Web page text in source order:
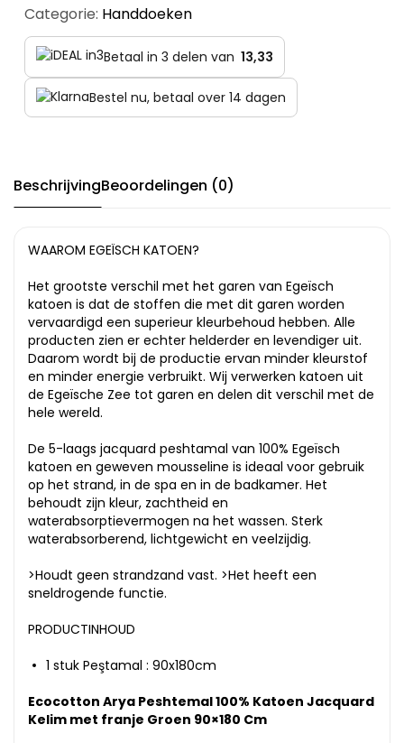
Categorie: Handdoeken
Betaal in 3 delen van 13,33
Bestel nu, betaal over 14 dagen
BeschrijvingBeoordelingen (0)
WAAROM EGEÏSCH KATOEN?
Het grootste verschil met het garen van Egeïsch
katoen is dat de stoffen die met dit garen worden
vervaardigd een superieur kleurbehoud hebben. Alle
producten zien er echter helderder en levendiger uit.
Daarom wordt bij de productie ervan minder kleurstof
en minder energie verbruikt. Wij verwerken katoen uit
de Egeïsche Zee tot garen en delen dit verschil met de
hele wereld.
De 5-laags jacquard peshtamal van 100% Egeïsch
katoen en geweven mousseline is ideaal voor gebruik
op het strand, in de spa en in de badkamer. Het
behoudt zijn kleur, zachtheid en
waterabsorptievermogen na het wassen. Sterk
waterabsorberend, lichtgewicht en veelzijdig.
>Houdt geen strandzand vast. >Het heeft een
sneldrogende functie.
PRODUCTINHOUD
1 stuk Peştamal : 90x180cm
Ecocotton Arya Peshtemal 100% Katoen Jacquard
Kelim met franje Groen 90×180 Cm